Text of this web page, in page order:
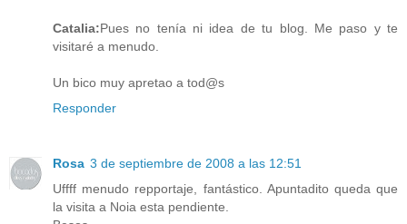
Catalia:Pues no tenía ni idea de tu blog. Me paso y te
visitaré a menudo.
Un bico muy apretao a tod@s
Responder
Rosa 3 de septiembre de 2008 a las 12:51
Uffff menudo repportaje, fantástico. Apuntadito queda que
la visita a Noia esta pendiente.